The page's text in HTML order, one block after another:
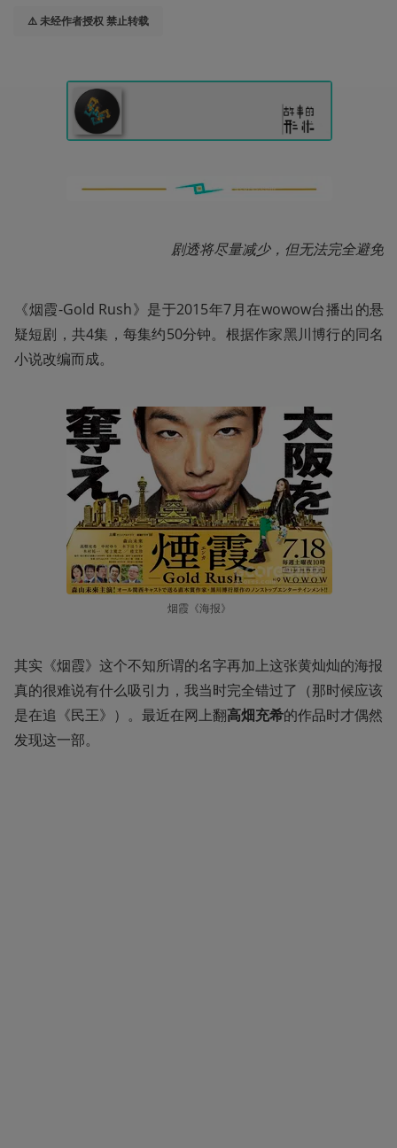
⚠️ 未经作者授权 禁止转载
剧透将尽量减少，但无法完全避免
《烟霞-Gold Rush》是于2015年7月在wowow台播出的悬
疑短剧，共4集，每集约50分钟。根据作家黑川博行的同名
小说改编而成。
烟霞《海报》
其实《烟霞》这个不知所谓的名字再加上这张黄灿灿的海报
真的很难说有什么吸引力，我当时完全错过了（那时候应该
是在追《民王》）。最近在网上翻高畑充希的作品时才偶然
发现这一部。